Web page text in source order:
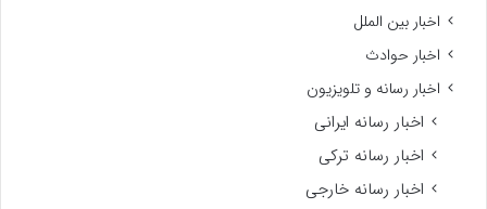
اخبار بین الملل
اخبار حوادث
اخبار رسانه و تلویزیون
اخبار رسانه ایرانی
اخبار رسانه ترکی
اخبار رسانه خارجی